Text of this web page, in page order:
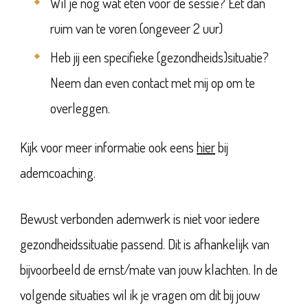
ruim van te voren (ongeveer 2 uur)
Heb jij een specifieke (gezondheids)situatie?
Neem dan even contact met mij op om te
overleggen.
Kijk voor meer informatie ook eenshierbij
ademcoaching.
Bewust verbonden ademwerk is niet voor iedere
gezondheidssituatie passend. Dit is afhankelijk van
bijvoorbeeld de ernst/mate van jouw klachten. In de
volgende situaties wil ik je vragen om dit bij jouw